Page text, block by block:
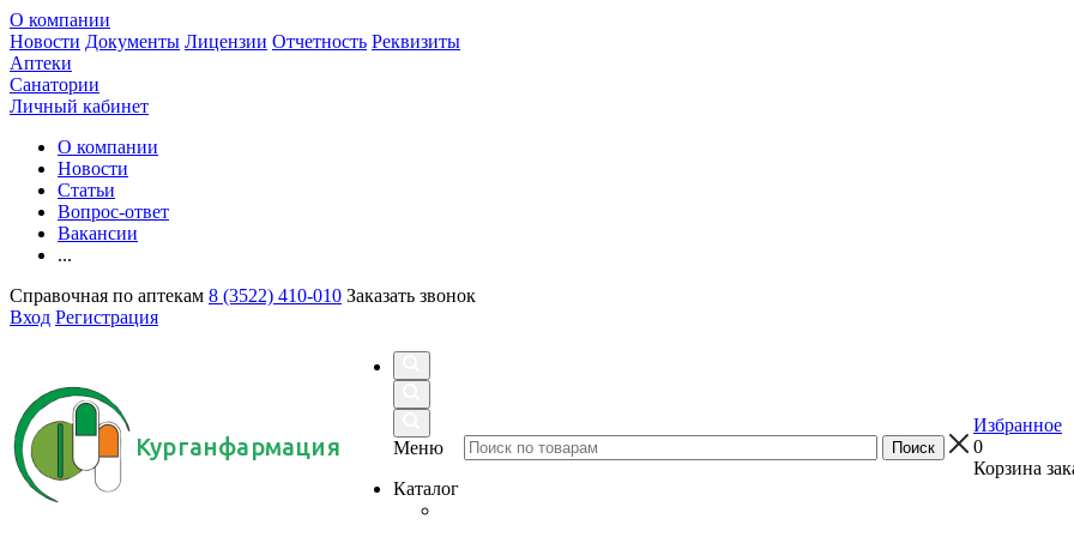
О компании
Новости Документы Лицензии Отчетность Реквизиты
Аптеки
Санатории
Личный кабинет
О компании
Новости
Статьи
Вопрос-ответ
Вакансии
...
Справочная по аптекам 8 (3522) 410-010 Заказать звонок
Вход Регистрация
Курганфармация
Меню
Каталог
Избранное
0
Корзина